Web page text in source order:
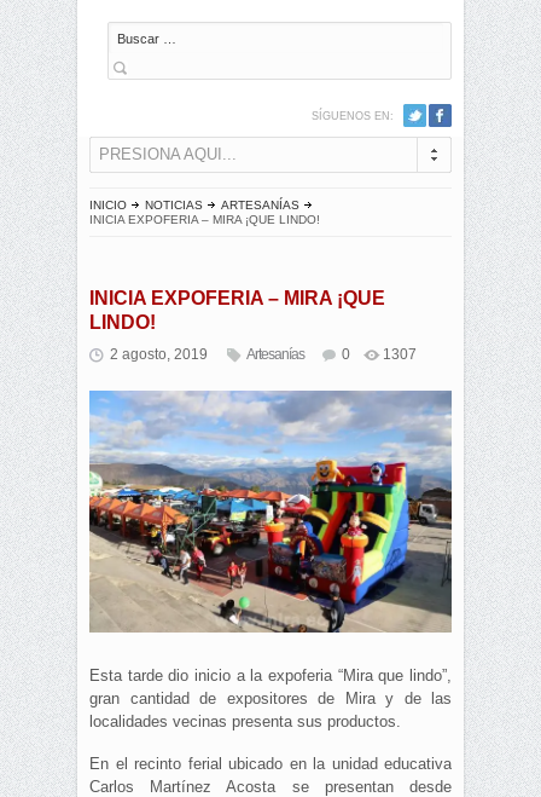
Buscar
SÍGUENOS EN:
PRESIONA AQUI...
INICIO NOTICIAS
ARTESANÍAS
INICIA EXPOFERIA – MIRA ¡QUE LINDO!
INICIA EXPOFERIA – MIRA ¡QUE
LINDO!
2 agosto, 2019 Artesanías 0 1307
Esta tarde dio inicio a la expoferia “Mira que lindo”,
gran cantidad de expositores de Mira y de las
localidades vecinas presenta sus productos.
En el recinto ferial ubicado en la unidad educativa
Carlos Martínez Acosta se presentan desde